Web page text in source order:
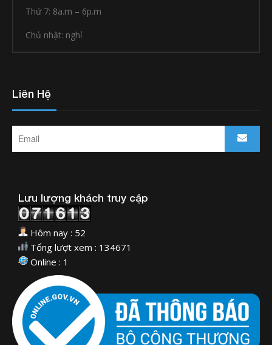
Thứ 7: 8a.m – 6p.m
Chủ nhật: nghỉ
Liên Hệ
Lưu lượng khách truy cập
Hôm nay : 52
Tổng lượt xem : 134671
Online : 1